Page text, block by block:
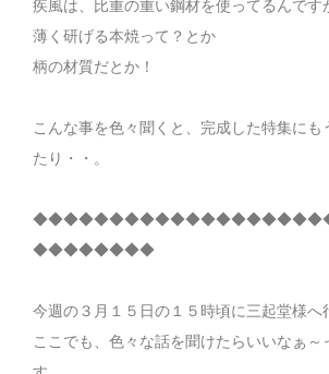
疾風は、比重の重い鋼材を使ってるんです
薄く研げる本焼って？とか
柄の材質だとか！
こんな事を色々聞くと、完成した特集にも
たり・・。
◆◆◆◆◆◆◆◆
今週の３月１５日の１５時頃に三起堂様へ
ここでも、色々な話を聞けたらいいなぁ～